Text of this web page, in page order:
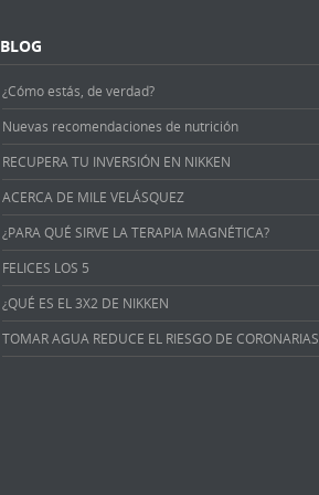
BLOG
¿Cómo estás, de verdad?
Nuevas recomendaciones de nutrición
RECUPERA TU INVERSIÓN EN NIKKEN
ACERCA DE MILE VELÁSQUEZ
¿PARA QUÉ SIRVE LA TERAPIA MAGNÉTICA?
FELICES LOS 5
¿QUÉ ES EL 3X2 DE NIKKEN
TOMAR AGUA REDUCE EL RIESGO DE CORONARIAS